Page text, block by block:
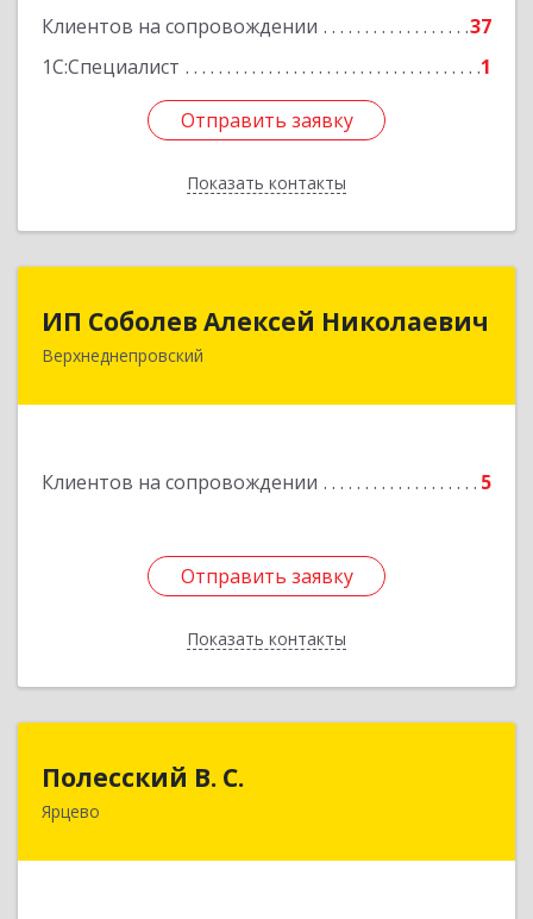
Клиентов на сопровождении
37
1С:Специалист
1
Отправить заявку
Показать контакты
Подробнее
Отправить заявку
Назад
ИП Соболев Алексей Николаевич
Верхнеднепровский
Клиентов на сопровождении 5
Отправить заявку
Показать контакты
ИП Соболев Алексей Николаевич
Отправить заявку
Назад
Полесский В. С.
Ярцево